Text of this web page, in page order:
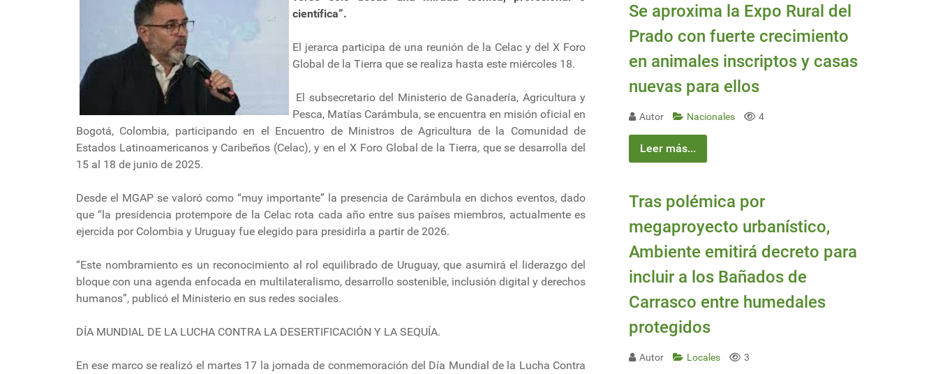
científica”.
El jerarca participa de una reunión de la Celac y del X Foro
Global de la Tierra que se realiza hasta este miércoles 18.
El subsecretario del Ministerio de Ganadería, Agricultura y
Pesca, Matías Carámbula, se encuentra en misión oficial en
Bogotá, Colombia, participando en el Encuentro de Ministros de Agricultura de la Comunidad de
Estados Latinoamericanos y Caribeños (Celac), y en el X Foro Global de la Tierra, que se desarrolla del
15 al 18 de junio de 2025.
Desde el MGAP se valoró como “muy importante” la presencia de Carámbula en dichos eventos, dado
que “la presidencia protempore de la Celac rota cada año entre sus países miembros, actualmente es
ejercida por Colombia y Uruguay fue elegido para presidirla a partir de 2026.
“Este nombramiento es un reconocimiento al rol equilibrado de Uruguay, que asumirá el liderazgo del
bloque con una agenda enfocada en multilateralismo, desarrollo sostenible, inclusión digital y derechos
humanos”, publicó el Ministerio en sus redes sociales.
DÍA MUNDIAL DE LA LUCHA CONTRA LA DESERTIFICACIÓN Y LA SEQUÍA.
En ese marco se realizó el martes 17 la jornada de conmemoración del Día Mundial de la Lucha Contra
Se aproxima la Expo Rural del
Prado con fuerte crecimiento
en animales inscriptos y casas
nuevas para ellos
Autor Nacionales 4
Leer más...
Tras polémica por
megaproyecto urbanístico,
Ambiente emitirá decreto para
incluir a los Bañados de
Carrasco entre humedales
protegidos
Autor Locales 3